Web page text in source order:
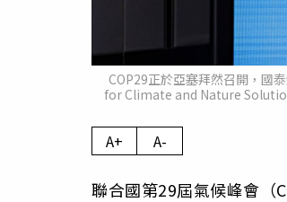
COP29正於亞塞拜然召開，國
for Climate and Nature
A+ A-
聯合國第29屆氣候峰會（